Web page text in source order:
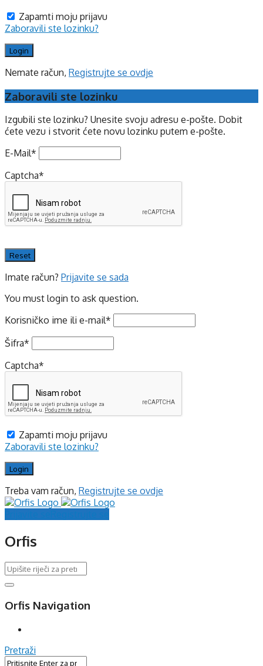
Zapamti moju prijavu
Zaboravili ste lozinku?
Nemate račun, Registrujte se ovdje
Zaboravili ste lozinku
Izgubili ste lozinku? Unesite svoju adresu e-pošte. Dobit
ćete vezu i stvorit ćete novu lozinku putem e-pošte.
E-Mail*
Captcha*
Imate račun? Prijavite se sada
You must login to ask question.
Korisničko ime ili e-mail*
Šifra*
Captcha*
Zapamti moju prijavu
Zaboravili ste lozinku?
Treba vam račun, Registrujte se ovdje
Orfis
Orfis Navigation
Pretraži